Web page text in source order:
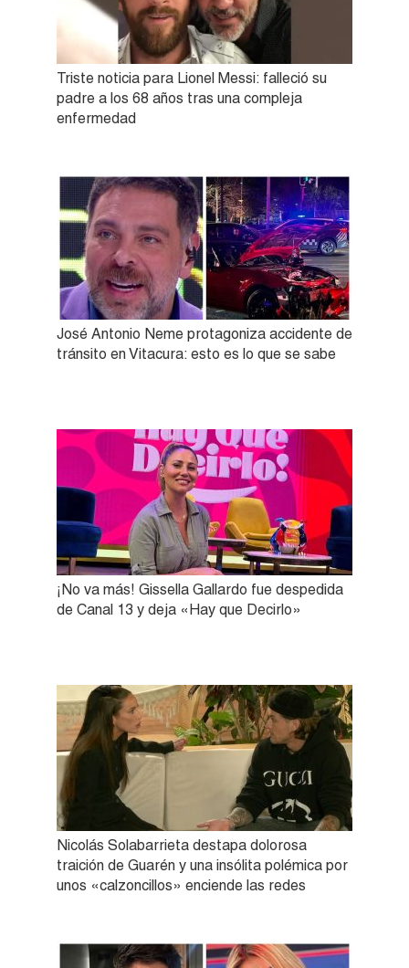
Triste noticia para Lionel Messi: falleció su
padre a los 68 años tras una compleja
enfermedad
José Antonio Neme protagoniza accidente de
tránsito en Vitacura: esto es lo que se sabe
¡No va más! Gissella Gallardo fue despedida
de Canal 13 y deja «Hay que Decirlo»
Nicolás Solabarrieta destapa dolorosa
traición de Guarén y una insólita polémica por
unos «calzoncillos» enciende las redes